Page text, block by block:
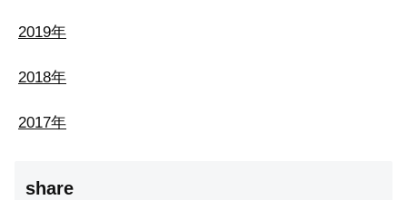
2019年
2018年
2017年
share